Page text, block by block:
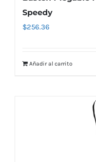
Speedy
$256.36
Añadir al carrito